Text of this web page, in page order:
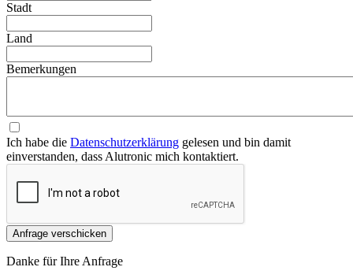
Stadt
Land
Bemerkungen
Ich habe die Datenschutzerklärung gelesen und bin damit
einverstanden, dass Alutronic mich kontaktiert.
Anfrage verschicken
Danke für Ihre Anfrage